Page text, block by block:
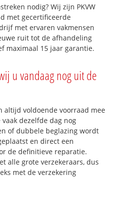
nodig? Wij zijn PKVW
met gecertificeerde
met ervaren vakmensen
ruit tot de afhandeling
maximaal 15 jaar garantie.
u vandaag nog uit de
altijd voldoende voorraad mee
dezelfde dag nog
of dubbele beglazing wordt
en direct een
de definitieve reparatie.
alle grote verzekeraars, dus
met de verzekering